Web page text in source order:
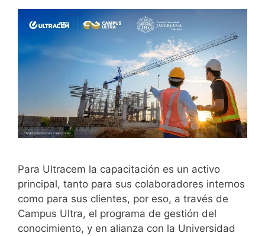
Para Ultracem la capacitación es un activo
principal, tanto para sus colaboradores internos
como para sus clientes, por eso, a través de
Campus Ultra, el programa de gestión del
conocimiento, y en alianza con la Universidad